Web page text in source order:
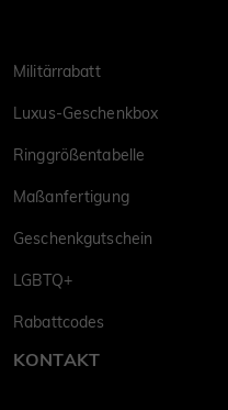
Militärrabatt
Luxus-Geschenkbox
Ringgrößentabelle
Maßanfertigung
Geschenkgutschein
LGBTQ+
Rabattcodes
KONTAKT